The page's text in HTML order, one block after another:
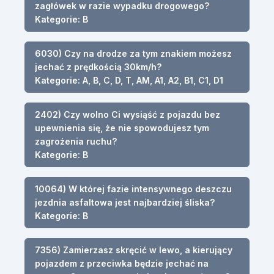
zagłówek w razie wypadku drogowego?
Kategorie: B
6030) Czy na drodze za tym znakiem możesz
jechać z prędkością 30km/h?
Kategorie: A, B, C, D, T, AM, A1, A2, B1, C1, D1
2402) Czy wolno Ci wysiąść z pojazdu bez
upewnienia się, że nie spowodujesz tym
zagrożenia ruchu?
Kategorie: B
10064) W której fazie intensywnego deszczu
jezdnia asfaltowa jest najbardziej śliska?
Kategorie: B
7356) Zamierzasz skręcić w lewo, a kierujący
pojazdem z przeciwka będzie jechać na